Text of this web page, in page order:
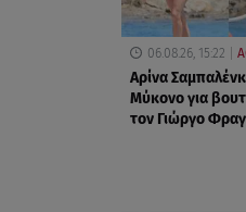
06.08.26, 15:22
Αρίνα
Μύκονο για
τον Γιώργο